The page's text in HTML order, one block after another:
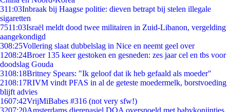
311:03Inbraak bij Haagse politie: dieven betrapt bij stelen illegale
sigaretten
7511:03Israël meldt dood twee militairen in Zuid-Libanon, vergelding
aangekondigd
308:25Vollering slaat dubbelslag in Nice en neemt geel over
1208:24Broer 135 keer gestoken en gesneden: zes jaar cel en tbs voor
doodslag Gouda
3108:18Britney Spears: "Ik geloof dat ik heb gefaald als moeder"
2108:17RIVM vindt PFAS in al de geteste moedermelk, borstvoeding
blijft advies
1607:42VrijMiBabes #316 (not very sfw!)
3207:20Amsterdams dierenasiel DOA overspoeld met babykonijntjes